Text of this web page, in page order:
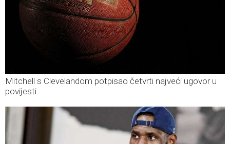
Mitchell s Clevelandom potpisao četvrti najveći ugovor u
povijesti